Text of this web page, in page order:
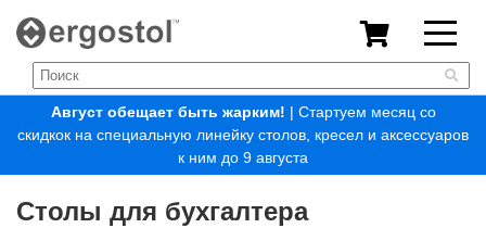
Август обещает быть жарким! | Стартуем месяц со
скидкок на специальную линейку столов, кресел и аксессуаров
к ним до 9 августа
Столы для бухгалтера